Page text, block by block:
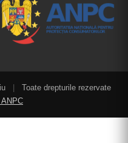
|
Toate drepturile rezervate